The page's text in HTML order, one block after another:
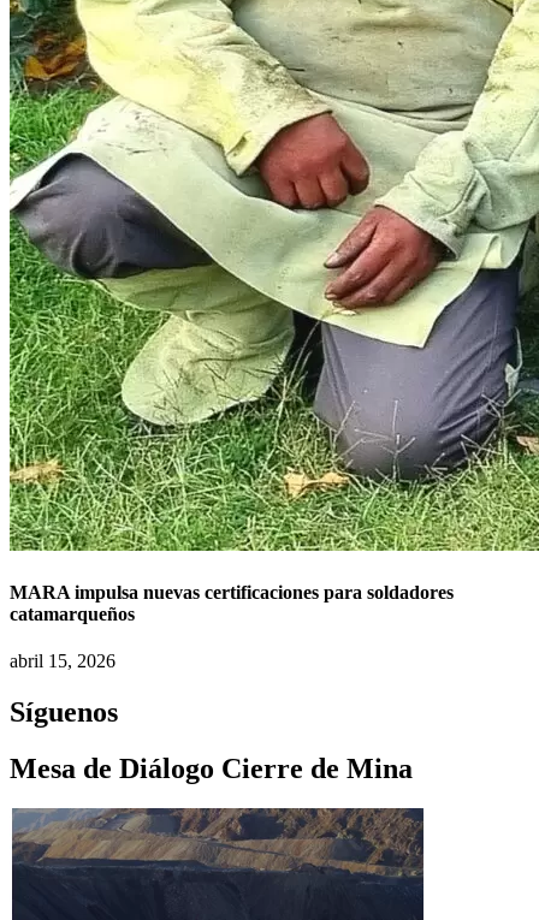
MARA impulsa nuevas certificaciones para soldadores
catamarqueños
abril 15, 2026
Síguenos
Mesa de Diálogo Cierre de Mina